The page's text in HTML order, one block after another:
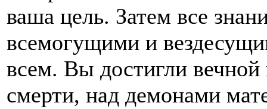
ваша цель. Затем все
всемогущими и
всем. Вы достигли
смерти, над демонами